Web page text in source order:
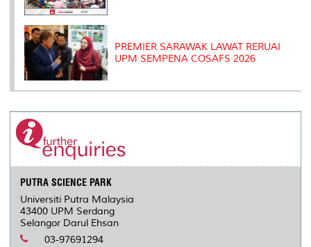
PREMIER SARAWAK LAWAT RERUAI
UPM SEMPENA COSAFS 2026
PUTRA SCIENCE PARK
Universiti Putra Malaysia
43400 UPM Serdang
Selangor Darul Ehsan
03-97691294